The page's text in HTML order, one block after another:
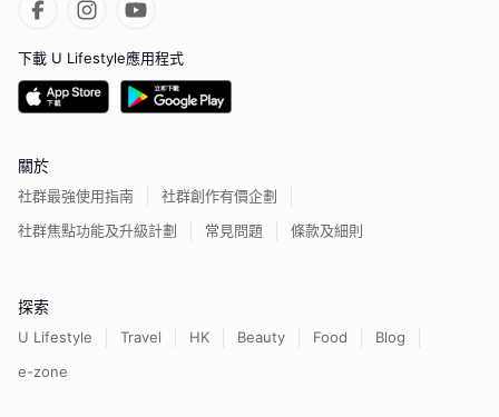
下載 U Lifestyle應用程式
關於
社群最強使用指南
社群創作有價企劃
社群焦點功能及升級計劃
常見問題 條款及細則
探索
U Lifestyle Travel HK Beauty Food
Blog
e-zone